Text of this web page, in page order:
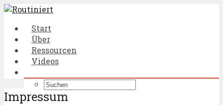
Start
Über
Ressourcen
Videos
Impressum